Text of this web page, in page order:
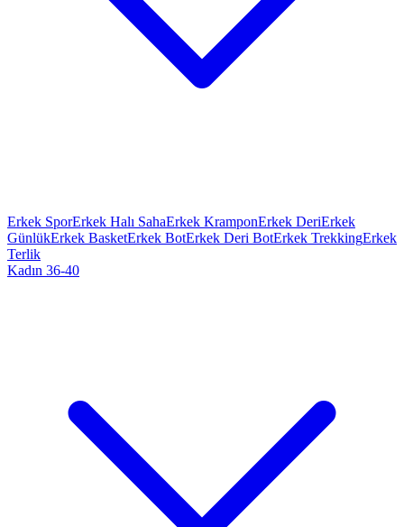
Erkek SporErkek Halı SahaErkek KramponErkek DeriErkek
GünlükErkek BasketErkek BotErkek Deri BotErkek TrekkingErkek
Terlik
Kadın 36-40